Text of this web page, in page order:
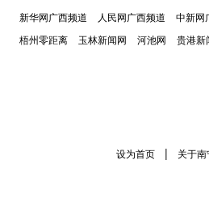
新华网广西频道 人民网广西频道 中新网
梧州零距离
玉林新闻网 河池网 贵港新
设为首页 | 关于南